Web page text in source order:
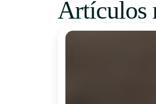
Artículos